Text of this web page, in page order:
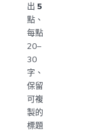
出 5
點、
每點
20–
30
字、
保留
可複
製的
標題